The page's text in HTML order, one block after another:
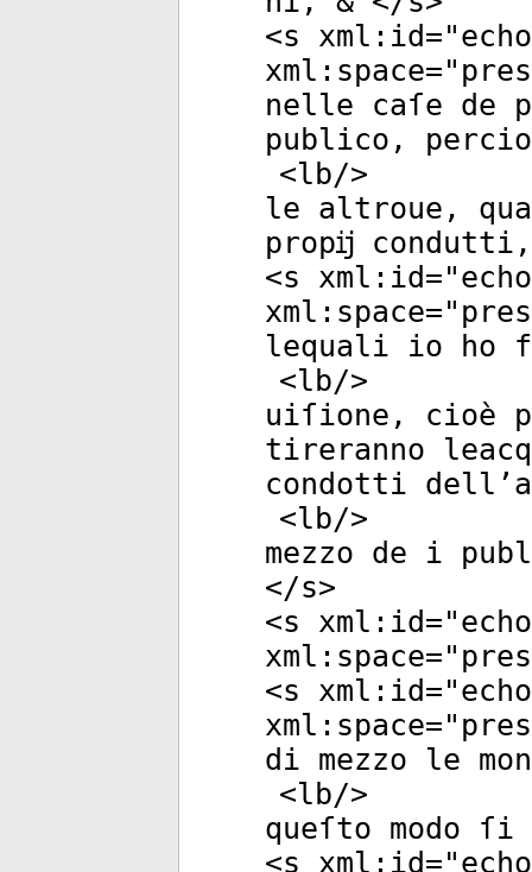
<s xml:id="
xml:space="
nelle caſe de
publico,
<lb/>
le altroue,
propĳ
<s xml:id="
xml:space="
lequali io ho
<lb/>
uiſione, cioè
tireranno
condotti
<lb/>
mezzo de i
</s>
<s xml:id="
xml:space="
<s xml:id="
xml:space="
di mezzo le
<lb/>
queſto modo
<s xml:id="